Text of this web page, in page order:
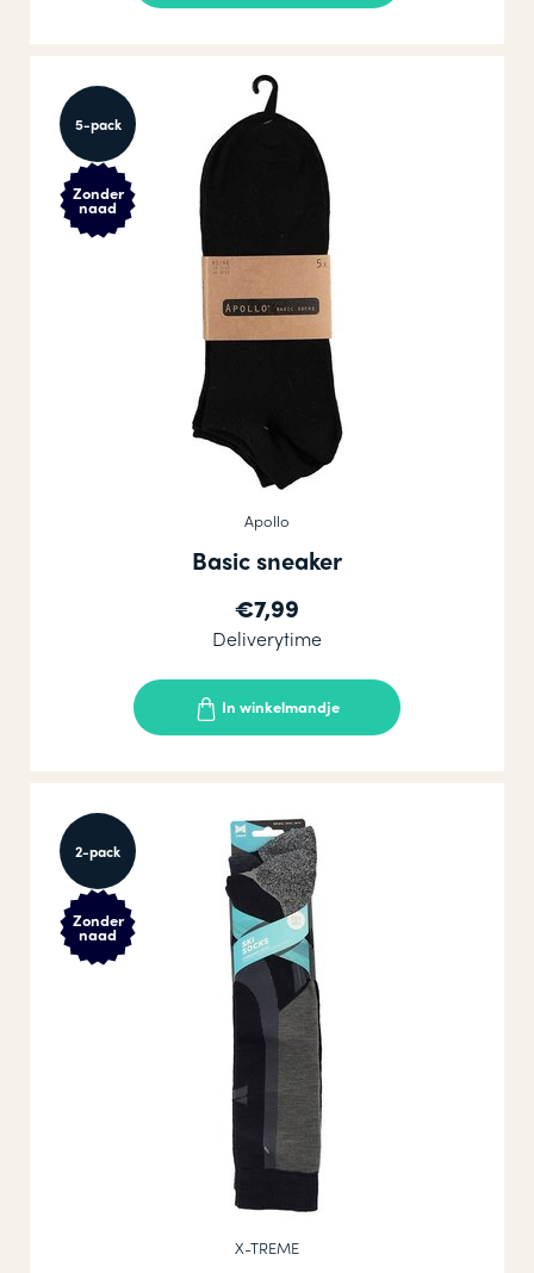
5-pack
Zonder
naad
Apollo
Basic sneaker
€7,99
Deliverytime
In winkelmandje
2-pack
Zonder
naad
X-TREME